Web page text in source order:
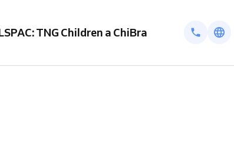
TNG Children a ChiBra